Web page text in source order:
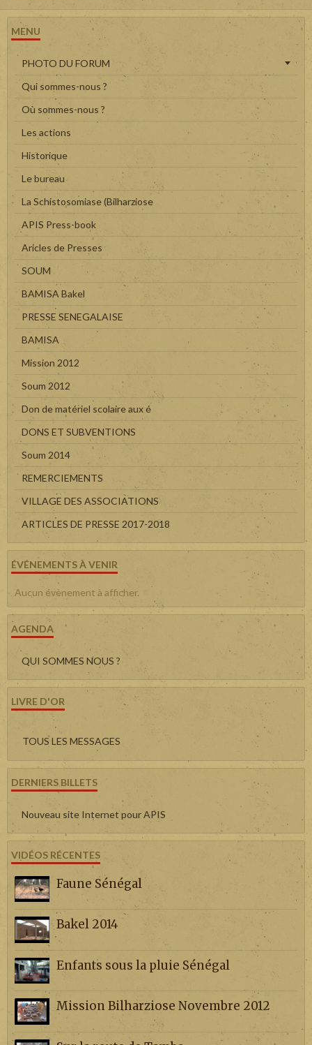
MENU
PHOTO DU FORUM
Qui sommes-nous ?
Où sommes-nous ?
Les actions
Historique
Le bureau
La Schistosomiase (Bilharziose
APIS Press-book
Aricles de Presses
SOUM
BAMISA Bakel
PRESSE SENEGALAISE
BAMISA
Mission 2012
Soum 2012
Don de matériel scolaire aux é
DONS ET SUBVENTIONS
Soum 2014
REMERCIEMENTS
VILLAGE DES ASSOCIATIONS
ARTICLES DE PRESSE 2017-2018
ÉVÉNEMENTS À VENIR
Aucun évènement à afficher.
AGENDA
QUI SOMMES NOUS ?
LIVRE D'OR
TOUS LES MESSAGES
DERNIERS BILLETS
Nouveau site Internet pour APIS
VIDÉOS RÉCENTES
Faune Sénégal
Bakel 2014
Enfants sous la pluie Sénégal
Mission Bilharziose Novembre 2012